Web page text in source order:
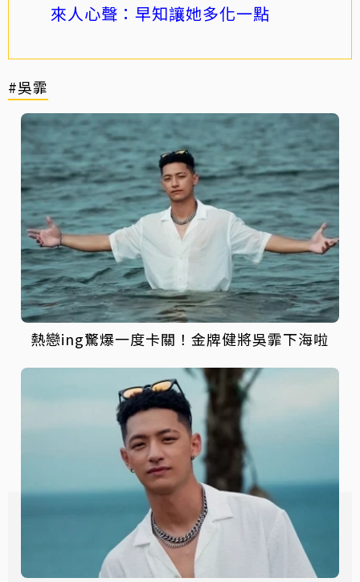
來人心聲：早知讓她多化一點
#吳霏
熱戀ing驚爆一度卡關！金牌健將吳霏下海啦